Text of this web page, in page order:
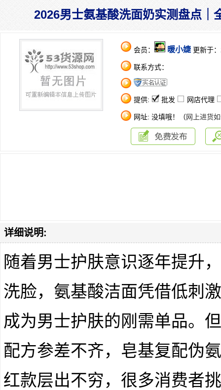
2026男士氨基酸洗面奶实测盘点｜
会员： 暖小婕 更新于
联系方式：
提供: 批发 网店代理
网址: 没填哦！（网上进货
详细说明:
随着男士护肤意识逐年提升
洗脸，氨基酸洁面凭借低刺
成为男士护肤的刚需单品。
配方参差不齐，皂基复配伪
红款层出不穷，很多消费者